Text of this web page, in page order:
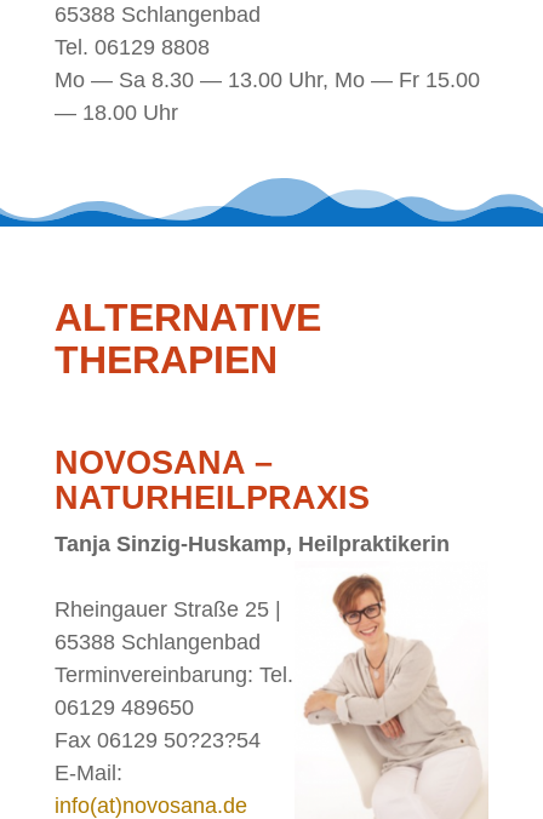
65388 Schlan­gen­bad
Tel. 06129 8808
Mo — Sa 8.30 — 13.00 Uhr, Mo — Fr 15.00
— 18.00 Uhr
AL­TER­NA­TI­VE
THERAPIEN
NO­VO­SA­NA –
NATURHEILPRAXIS
Tan­ja Sin­zig-Hus­kamp, Heil­prak­ti­ke­rin
Rhein­gau­er Stra­ße 25 |
65388 Schlan­gen­bad
Ter­min­ver­ein­ba­rung: Tel.
06129 489650
Fax 06129 50?23?54
E‑Mail:
info(at)novosana.de